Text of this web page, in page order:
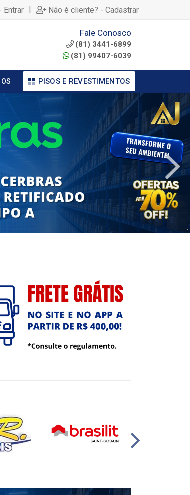
Entrar | Não é cliente? - Cadastrar
Fale Conosco
(81) 3441-6899
(81) 99407-6039
PISOS E REVESTIMENTOS